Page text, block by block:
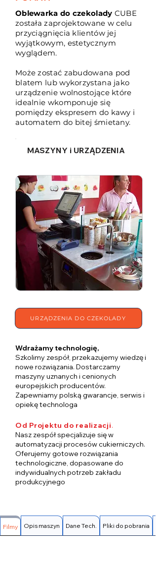
Oblewarka do czekolady CUBE
została zaprojektowane w celu
przyciągnięcia klientów jej
wyjątkowym, estetycznym
wyglądem.
Może zostać zabudowana pod
blatem lub wykorzystana jako
urządzenie wolnostojące które
idealnie wkomponuje się
pomiędzy ekspresem do kawy i
automatem do bitej śmietany.
MASZYNY i URZĄDZENIA
URZĄDZENIA DO CZEKOLADY
Wdrażamy technologię,
Szkolimy zespół, przekazujemy wiedzę i
nowe rozwiązania. Dostarczamy
maszyny uznanych i cenionych
europejskich producentów.
Zapewniamy polską gwarancje, serwis i
opiekę technologa
Od Projektu do realizacji.
Nasz zespół specjalizuje się w
automatyzacji procesów cukierniczych.
Oferujemy gotowe rozwiązania
technologiczne, dopasowane do
indywidualnych potrzeb zakładu
produkcyjnego
Filmy Opis maszyn Dane Tech. Pliki do pobrania